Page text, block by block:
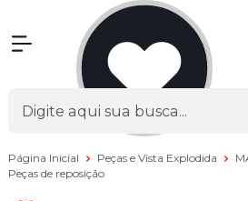
Página Inicial Peças e Vista Explodida
Peças de reposição